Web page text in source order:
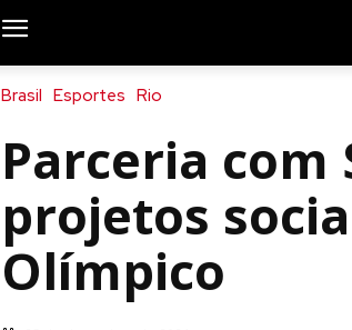
Brasil Esportes Rio
Parceria com
projetos
Olímpico